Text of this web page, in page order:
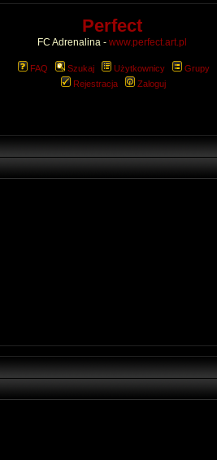
Perfect
FC Adrenalina - www.perfect.art.pl
FAQ Szukaj Użytkownicy
Grupy
Rejestracja
Zaloguj